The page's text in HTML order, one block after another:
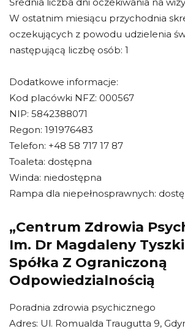
W ostatnim miesiącu przychodnia
oczekujących z powodu udzielenia
następującą liczbę osób: 1
Dodatkowe informacje:
Kod placówki NFZ: 000567
NIP: 5842388071
Regon: 191976483
Telefon: +48 58 717 17 87
Toaleta: dostępna
Winda: niedostępna
Rampa dla niepełnosprawnych:
„Centrum Zdrowia
Im. Dr Magdaleny
Spółka Z Ograniczoną
Odpowiedzialnością
Poradnia zdrowia psychicznego
Adres: Ul. Romualda Traugutta 9,